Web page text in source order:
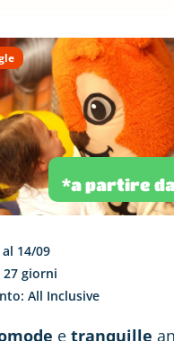
*a partire
14/09
27 giorni
All Inclusive
e tranquille